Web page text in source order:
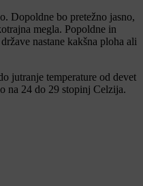
Dopoldne bo pretežno jasno,
megla. Popoldne in
nastane kakšna ploha ali
jutranje temperature od devet
na 24 do 29 stopinj Celzija.